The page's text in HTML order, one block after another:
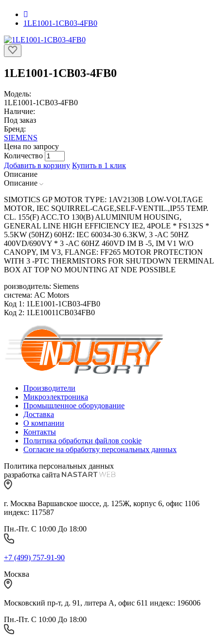
1LE1001-1CB03-4FB0
1LE1001-1CB03-4FB0
Модель:
1LE1001-1CB03-4FB0
Наличие:
Под заказ
Бренд:
SIEMENS
Цена по запросу
Количество
Добавить в корзину Купить в 1 клик
Описание
Описание
SIMOTICS GP MOTOR TYPE: 1AV2130B LOW-VOLTAGE
MOTOR, IEC SQUIRREL-CAGE,SELF-VENTIL.,IP55 TEMP.
CL. 155(F) ACC.TO 130(B) ALUMINIUM HOUSING,
GENERAL LINE HIGH EFFICIENCY IE2, 4POLE * FS132S *
5.5KW (50HZ) 60HZ: IEC 60034-30 6.3KW, 3 -AC 50HZ
400VD/690VY * 3 -AC 60HZ 460VD IM B -5, IM V1 W/O
CANOPY, IM V3, FLANGE: FF265 MOTOR PROTECTION
WITH 3 -PTC THERMISTORS FOR SHUTDOWN TERMINAL
BOX AT TOP NO MOUNTING AT NDE POSSIBLE
роизводитель: Siemens
система: AC Motors
Код 1: 1LE1001-1CB03-4FB0
Код 2: 1LE10011CB034FB0
Производители
Микроэлектроника
Промышленное оборудование
Доставка
О компании
Контакты
Политика обработки файлов cookie
Согласие на обработку персональных данных
Политика персональных данных
разработка сайта
г. Москва Варшавское шоссе, д. 125Ж, корпус 6, офис 1106
индекс: 117587
Пн.-Пт. С 10:00 До 18:00
+7 (499) 757-91-90
Москва
Московский пр-т, д. 91, литера А, офис 611 индекс: 196006
Пн.-Пт. С 10:00 До 18:00